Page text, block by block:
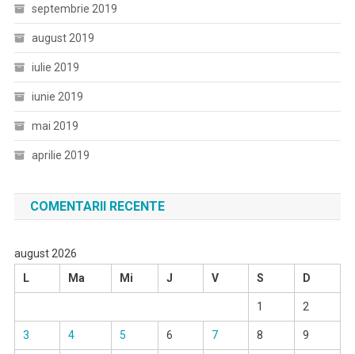
septembrie 2019
august 2019
iulie 2019
iunie 2019
mai 2019
aprilie 2019
COMENTARII RECENTE
august 2026
L
Ma Mi J V S D
1 2
3 4 5 6 7 8 9